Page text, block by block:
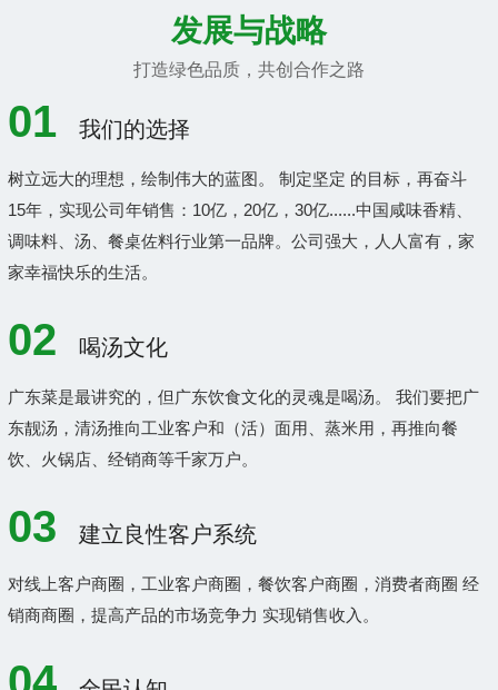
发展与战略
打造绿色品质，共创合作之路
01 我们的选择
树立远大的理想，绘制伟大的蓝图。 制定坚定 的目标，再奋斗
15年，实现公司年销售：10亿，20亿，30亿......中国咸味香精、
调味料、汤、餐桌佐料行业第一品牌。公司强大，人人富有，家
家幸福快乐的生活。
02 喝汤文化
广东菜是最讲究的，但广东饮食文化的灵魂是喝汤。 我们要把广
东靓汤，清汤推向工业客户和（活）面用、蒸米用，再推向餐
饮、火锅店、经销商等千家万户。
03 建立良性客户系统
对线上客户商圈，工业客户商圈，餐饮客户商圈，消费者商圈 经
销商商圈，提高产品的市场竞争力 实现销售收入。